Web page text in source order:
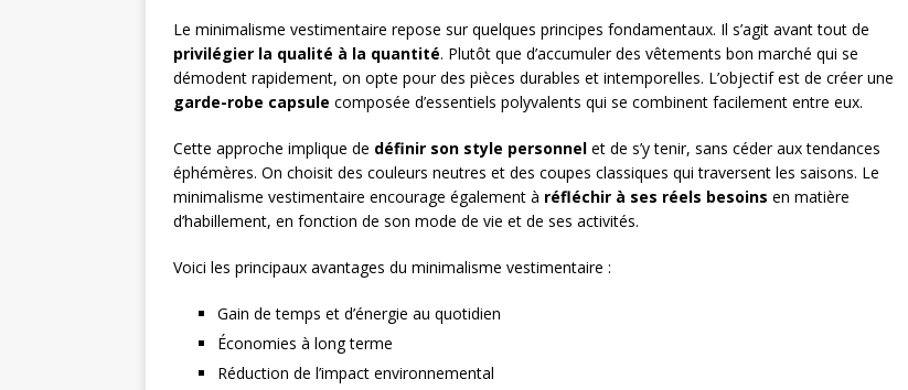
Le minimalisme vestimentaire repose sur quelques principes fondamentaux. Il s’agit avant tout de
privilégier la qualité à la quantité. Plutôt que d’accumuler des vêtements bon marché qui se
démodent rapidement, on opte pour des pièces durables et intemporelles. L’objectif est de créer une
garde-robe capsule composée d’essentiels polyvalents qui se combinent facilement entre eux.
Cette approche implique de définir son style personnel et de s’y tenir, sans céder aux tendances
éphémères. On choisit des couleurs neutres et des coupes classiques qui traversent les saisons. Le
minimalisme vestimentaire encourage également à réfléchir à ses réels besoins en matière
d’habillement, en fonction de son mode de vie et de ses activités.
Voici les principaux avantages du minimalisme vestimentaire :
Gain de temps et d’énergie au quotidien
Économies à long terme
Réduction de l’impact environnemental